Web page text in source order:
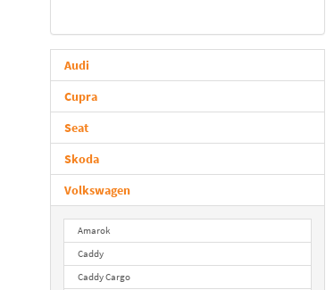
Audi
Cupra
Seat
Skoda
Volkswagen
Amarok
Caddy
Caddy Cargo